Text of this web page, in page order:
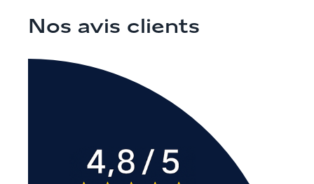
Nos avis clients